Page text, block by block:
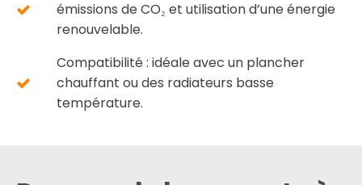
émissions de CO₂ et utilisation d’une énergie
renouvelable.
Compatibilité : idéale avec un plancher
chauffant ou des radiateurs basse
température.